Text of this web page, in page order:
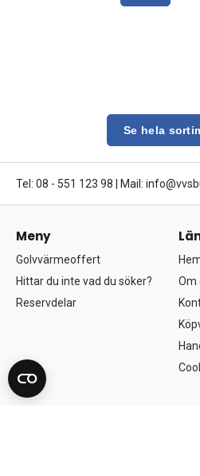
Se hela
Tel: 08 - 551 123 98 Mail:
Meny
Golvvärmeoffert
Hittar du inte vad du söker?
Reservdelar
Om